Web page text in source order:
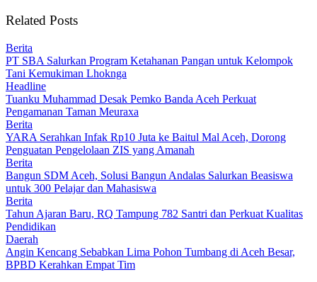
Related Posts
Berita
PT SBA Salurkan Program Ketahanan Pangan untuk Kelompok
Tani Kemukiman Lhoknga
Headline
Tuanku Muhammad Desak Pemko Banda Aceh Perkuat
Pengamanan Taman Meuraxa
Berita
YARA Serahkan Infak Rp10 Juta ke Baitul Mal Aceh, Dorong
Penguatan Pengelolaan ZIS yang Amanah
Berita
Bangun SDM Aceh, Solusi Bangun Andalas Salurkan Beasiswa
untuk 300 Pelajar dan Mahasiswa
Berita
Tahun Ajaran Baru, RQ Tampung 782 Santri dan Perkuat Kualitas
Pendidikan
Daerah
Angin Kencang Sebabkan Lima Pohon Tumbang di Aceh Besar,
BPBD Kerahkan Empat Tim